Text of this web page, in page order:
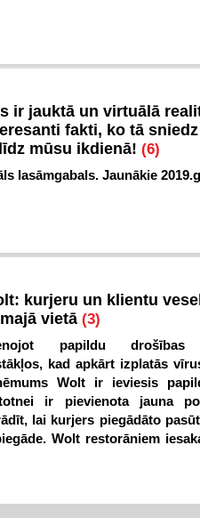
ir jauktā un virtuālā
fakti, ko tā
mūsu ikdienā! (6)
lasāmgabals. Jaunākie
kurjeru un klientu
vietā (3)
papildu drošības
kad apkārt izplatās
Wolt ir ieviesis
ir pievienota jauna
lai kurjers piegādāto
Wolt restorāniem